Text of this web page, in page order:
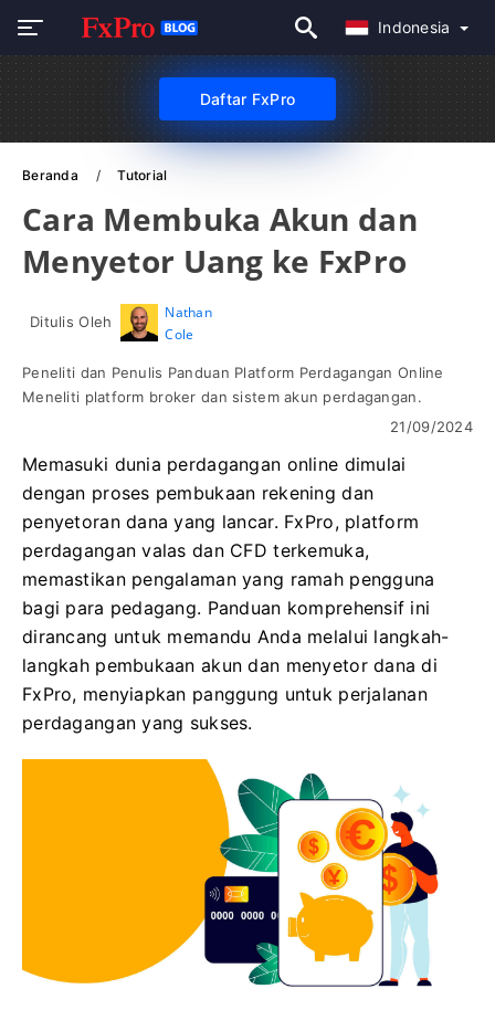
Indonesia
Daftar FxPro
Beranda Tutorial
Cara Membuka Akun dan
Menyetor Uang ke FxPro
Ditulis Oleh
Nathan
Cole
Peneliti dan Penulis Panduan Platform Perdagangan Online
Meneliti platform broker dan sistem akun perdagangan.
21/09/2024
Memasuki dunia perdagangan online dimulai
dengan proses pembukaan rekening dan
penyetoran dana yang lancar. FxPro, platform
perdagangan valas dan CFD terkemuka,
memastikan pengalaman yang ramah pengguna
bagi para pedagang. Panduan komprehensif ini
dirancang untuk memandu Anda melalui langkah-
langkah pembukaan akun dan menyetor dana di
FxPro, menyiapkan panggung untuk perjalanan
perdagangan yang sukses.